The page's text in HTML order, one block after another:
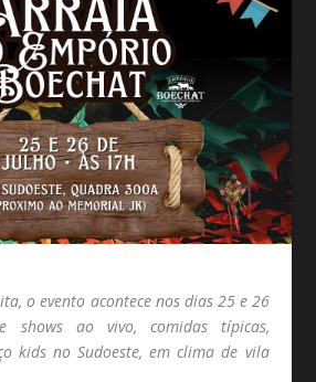
o evento acontece nos dias 25 e 26
shows ao vivo, comidas típicas,
kids no Sudoeste, em clima de vila